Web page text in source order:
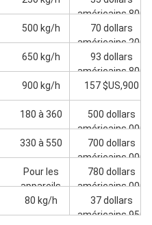
américains,800
500 kg/h
70 dollars
américains,200
650 kg/h
93 dollars
américains,800
900 kg/h 157 $US,900
180 à 360
500 dollars
américains,000
330 à 550
700 dollars
américains,000
Pour les
appareils
électroniques
780 dollars
américains,000
80 kg/h
37 dollars
américains,950